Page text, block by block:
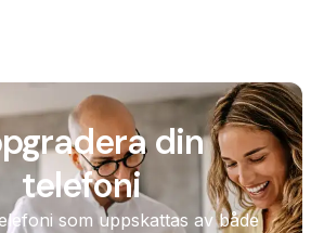
din
telefoni
som uppskattas av både